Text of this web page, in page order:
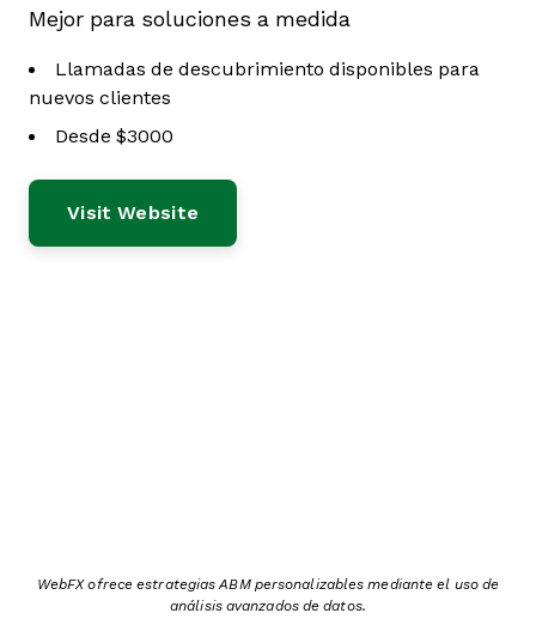
Mejor para soluciones a medida
Llamadas de descubrimiento disponibles para
nuevos clientes
Desde $3000
Visit Website
WebFX ofrece estrategias ABM personalizables mediante el uso de
análisis avanzados de datos.